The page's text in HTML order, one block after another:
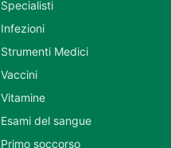
Specialisti
Infezioni
Strumenti Medici
Vaccini
Vitamine
Esami del sangue
Primo soccorso